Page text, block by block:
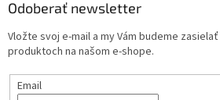
Odoberať newsletter
Vložte svoj e-mail a my Vám budeme
produktoch na našom e-shope.
Email